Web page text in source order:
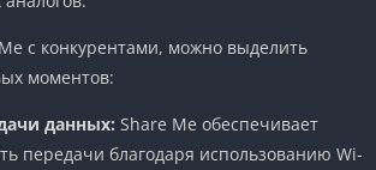
с конкурентами, можно выделить
моментов:
данных: Share Me обеспечивает
передачи благодаря использованию Wi-